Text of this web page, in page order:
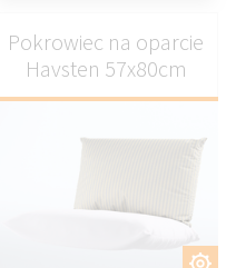
Pokrowiec na oparcie
Havsten 57x80cm